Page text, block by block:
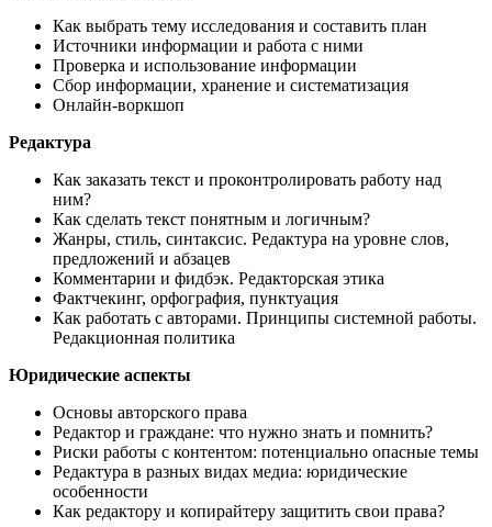
Как выбрать тему исследования и составить план
Источники информации и работа с ними
Проверка и использование информации
Сбор информации, хранение и систематизация
Онлайн-воркшоп
Редактура
Как заказать текст и проконтролировать работу над
ним?
Как сделать текст понятным и логичным?
Жанры, стиль, синтаксис. Редактура на уровне слов,
предложений и абзацев
Комментарии и фидбэк. Редакторская этика
Фактчекинг, орфография, пунктуация
Как работать с авторами. Принципы системной работы.
Редакционная политика
Юридические аспекты
Основы авторского права
Редактор и граждане: что нужно знать и помнить?
Риски работы с контентом: потенциально опасные темы
Редактура в разных видах медиа: юридические
особенности
Как редактору и копирайтеру защитить свои права?